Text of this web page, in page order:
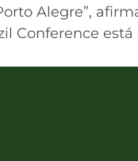
Alegre”,
Conference